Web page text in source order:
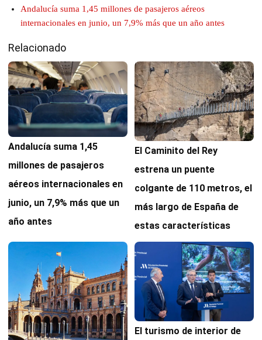
Andalucía suma 1,45 millones de pasajeros aéreos
internacionales en junio, un 7,9% más que un año antes
Relacionado
Andalucía suma 1,45
millones de pasajeros
aéreos internacionales en
junio, un 7,9% más que un
año antes
El Caminito del Rey
estrena un puente
colgante de 110 metros, el
más largo de España de
estas características
El turismo de interior de